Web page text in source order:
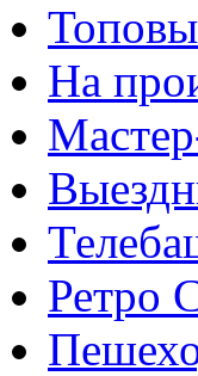
На
Ретро